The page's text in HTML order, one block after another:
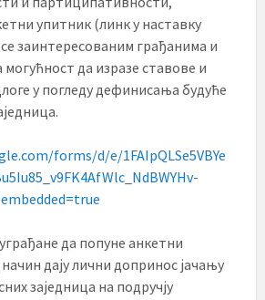
упитник (линк у наставку
заинтересованим грађанима и
могућност да изразе ставове и
у погледу дефинисања будуће
forms/d/e/1FAIpQLSe5VBYe
да попуне анкетни
дају лични допринос јачању
заједница на подручју